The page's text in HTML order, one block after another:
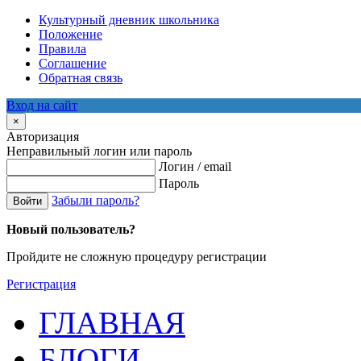
Культурный дневник школьника
Положение
Правила
Соглашение
Обратная связь
Вход на сайт
×
Авторизация
Неправильный логин или пароль
Логин / email
Пароль
Войти Забыли пароль?
Новый пользователь?
Пройдите не сложную процедуру регистрации
Регистрация
ГЛАВНАЯ